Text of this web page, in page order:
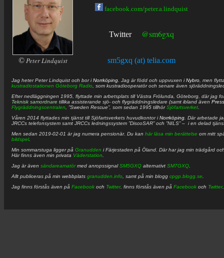
© Peter Lindquist
facebook.com/peter.a.lindquist
Twitter @sm6gxq
sm5gxq (at) telia.com
Jag heterPeter Lindquist och bor iNorrköping . Jag är född och uppvuxen iNybro , men
kustradiostationen Göteborg Radio , som kustradiooperatör och senare även
Efter nedläggningen 1995, flyttade min arbetsplats till Västra Frölunda, Göteborg, där jag
Teknisk samordnare tillika assisterande sjö- och flygräddningsledare (samt ibland även
Flygräddningscentralen , ”Sweden Rescue”, som sedan 1995 tillhörSjöfartsverket
Våren 2014 flyttades min tjänst till Sjöfartsverkets huvudkontor iNorrköping . Där arbetade
JRCCs telefonsystem samt JRCCs ledningssystem ”DiscoSAR” och ”NILS” – i en delad
Men sedan 2019-02-01 är jag numera pensionär. Du kan här läsa min berättelse om mitt
bildspel.
Min sommarstuga ligger på Granudden i Färjestaden på Öland. Där har jag min trädgård
Här finns även min privata Väderstation
Jag är även sändareamatörmed anropssignalSM5GXQ alternativt SM7GXQ
Allt publiceras på min webbplats granudden.info , samt på min blogg cpgp.blogg.se
Jag finns förstås även på Facebook och Twitter. finns förstås även på Facebook och Twitter.